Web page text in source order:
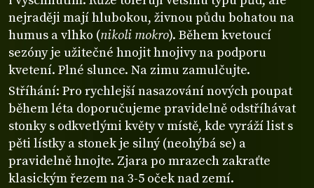
nejraději mají hlubokou, živnou půdu bohatou na
humus a vlhko (nikoli mokro). Během kvetoucí
sezóny je užitečné hnojit hnojivy na podporu
kvetení. Plné slunce. Na zimu zamulčujte.
Stříhání: Pro rychlejší nasazování nových poupat
během léta doporučujeme pravidelně odstříhávat
stonky s odkvetlými květy v místě, kde vyráží list s
pěti lístky a stonek je silný (neohýbá se) a
pravidelně hnojte. Zjara po mrazech zakraťte
klasickým řezem na 3-5 oček nad zemí.